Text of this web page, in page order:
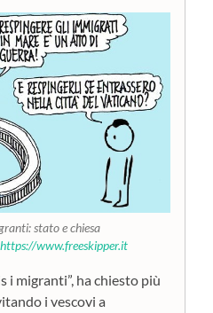
stato e chiesa
https://www.freeskipper.it
i migranti”, ha chiesto più
i vescovi a